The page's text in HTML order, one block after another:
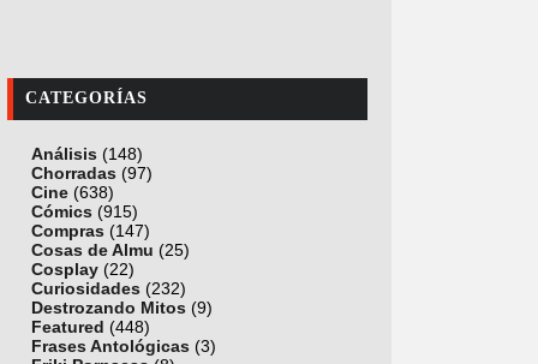
CATEGORÍAS
Análisis (148)
Chorradas (97)
Cine (638)
Cómics (915)
Compras (147)
Cosas de Almu (25)
Cosplay (22)
Curiosidades (232)
Destrozando Mitos (9)
Featured (448)
Frases Antológicas (3)